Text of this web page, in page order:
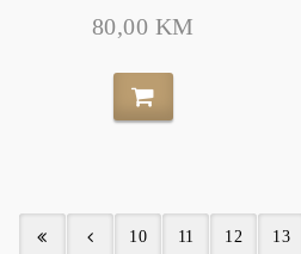
80,00 KM
10 11 12 13